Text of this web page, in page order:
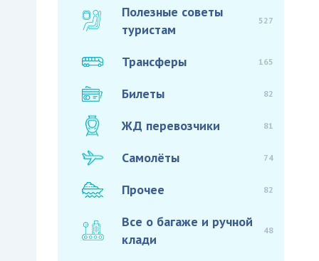
Полезные советы
туристам
527
Трансферы 165
Билеты 82
ЖД перевозчики 81
Самолёты 74
Прочее 82
Все о багаже и ручной
клади
48